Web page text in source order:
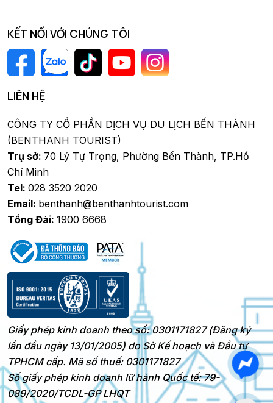
KẾT NỐI VỚI CHÚNG TÔI
LIÊN HỆ
CÔNG TY CỔ PHẦN DỊCH VỤ DU LỊCH BẾN THÀNH
(BENTHANH TOURIST)
Trụ sở: 70 Lý Tự Trọng, Phường Bến Thành, TP.Hồ
Chí Minh
Tel: 028 3520 2020
Email: benthanh@benthanhtourist.com
Tổng Đài: 1900 6668
Giấy phép kinh doanh theo số: 0301171827 (Đăng ký
lần đầu ngày 13/01/2005) do Sở Kế hoạch và Đầu tư
TPHCM cấp. Mã số thuế: 0301171827
Số giấy phép kinh doanh lữ hành Quốc tế: 79-
089/2020/TCDL-GP LHQT